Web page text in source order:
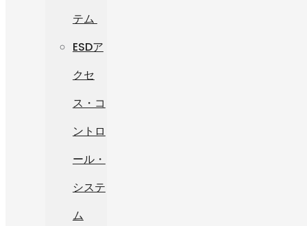
テム
ESDア
クセ
ス・コ
ントロ
ール・
システ
ム